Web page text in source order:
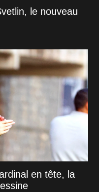
le nouveau
en tête, la